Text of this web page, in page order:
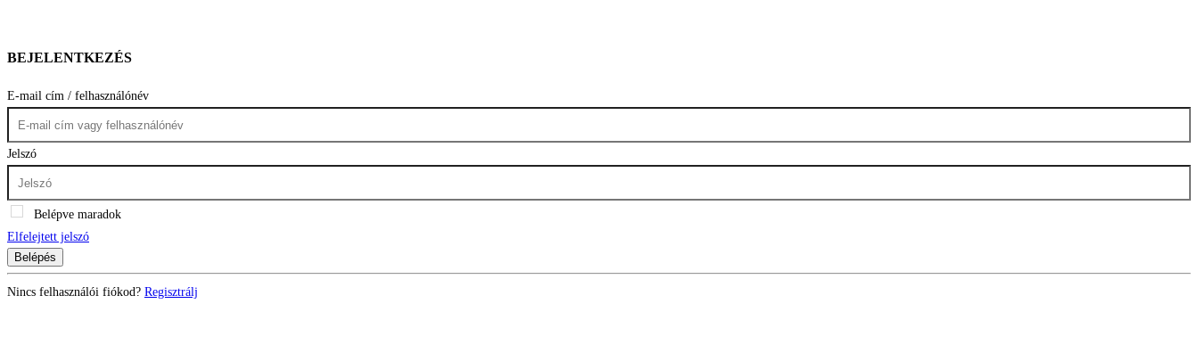
BEJELENTKEZÉS
E-mail cím / felhasználónév
Jelszó
Belépve maradok
Elfelejtett jelszó
Belépés
Nincs felhasználói fiókod? Regisztrálj